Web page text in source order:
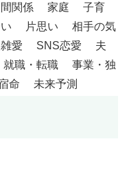
関係 家庭 子育
片思い 相手の気
愛 SNS恋愛 夫
職・転職 事業・独
命 未来予測